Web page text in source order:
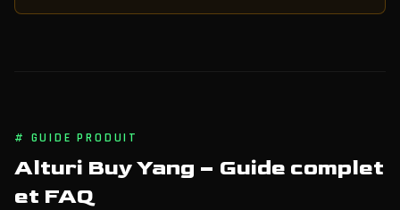
# GUIDE PRODUIT
Alturi Buy Yang – Guide complet
et FAQ